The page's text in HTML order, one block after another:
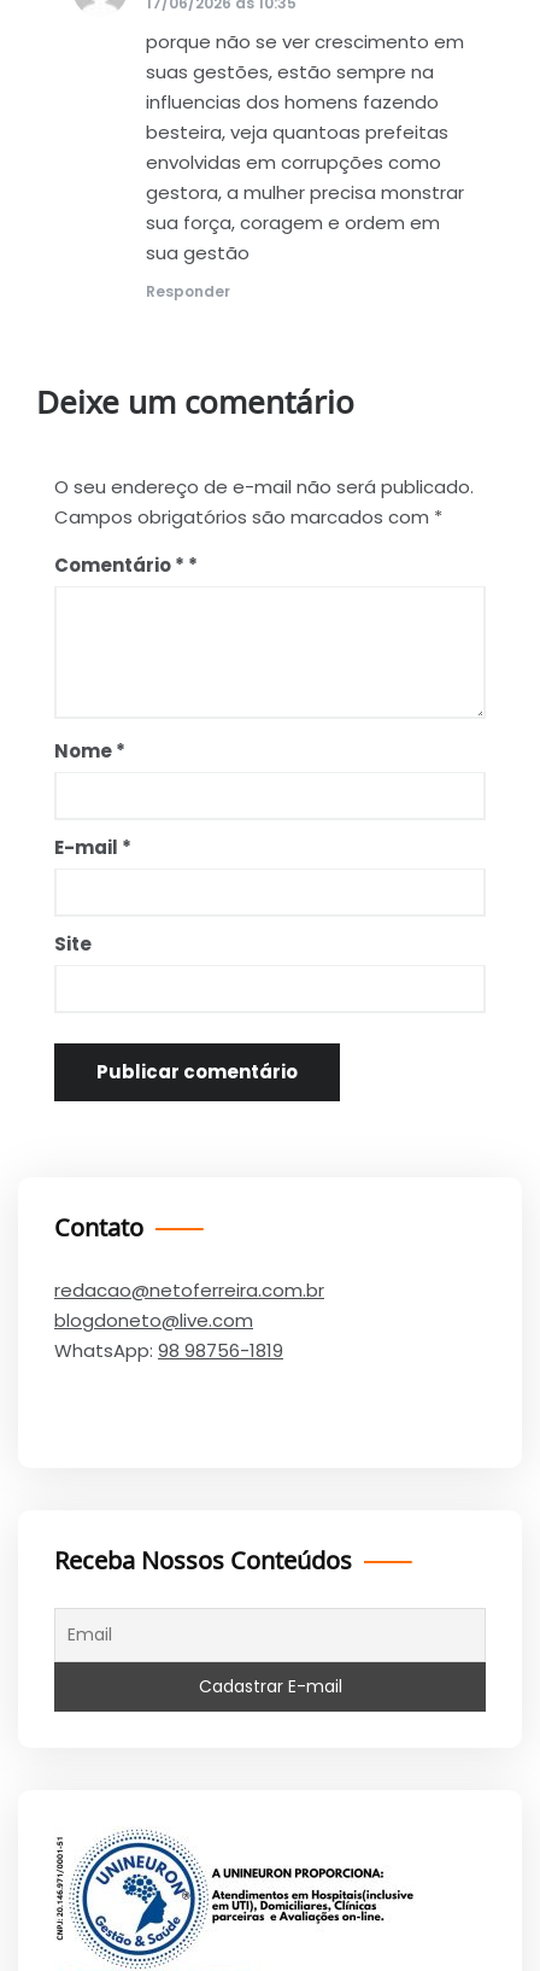
porque não se ver crescimento em
suas gestões, estão sempre na
influencias dos homens fazendo
besteira, veja quantoas prefeitas
envolvidas em corrupções como
gestora, a mulher precisa monstrar
sua força, coragem e ordem em
sua gestão
Responder
Deixe um comentário
O seu endereço de e-mail não será publicado.
Campos obrigatórios são marcados com *
Comentário*
Nome*
E-mail *
Site
Contato
redacao@netoferreira.com.br
blogdoneto@live.com
WhatsApp: 98 98756-1819
Receba Nossos Conteúdos